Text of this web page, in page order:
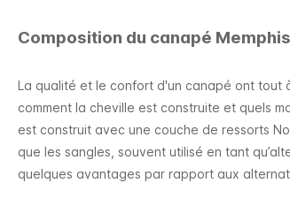
Composition du canapé Memphis
La qualité et le confort d'un canapé ont tout
comment la cheville est construite et quels
est construit avec une couche de ressorts
que les sangles, souvent utilisé en tant
quelques avantages par rapport aux